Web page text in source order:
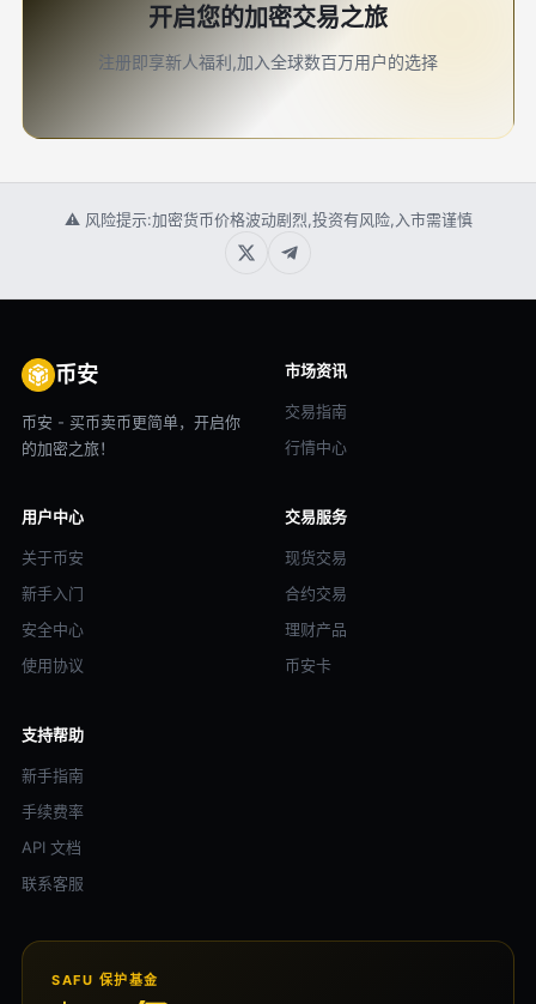
开启您的加密交易之旅
注册即享新人福利,加入全球数百万用户的选择
⚠ 风险提示:加密货币价格波动剧烈,投资有风险,入市需谨慎
币安
币安 - 买币卖币更简单，开启你
的加密之旅！
市场资讯
交易指南
行情中心
用户中心
关于币安
新手入门
安全中心
使用协议
交易服务
现货交易
合约交易
理财产品
币安卡
支持帮助
新手指南
手续费率
API 文档
联系客服
SAFU 保护基金